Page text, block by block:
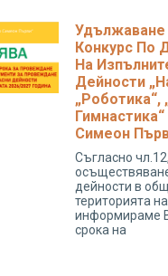
Удължаване
Конкурс По
На
Дейности
Симеон
Съгласно
дейности в
територията
информираме
срока на